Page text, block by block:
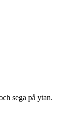
sega på ytan.